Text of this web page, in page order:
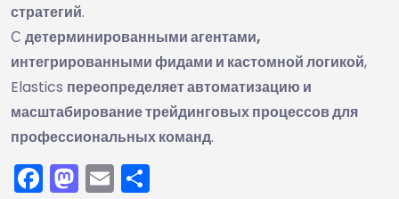
стратегий.
С детерминированными агентами,
интегрированными фидами и кастомной логикой,
Elastics переопределяет автоматизацию и
масштабирование трейдинговых процессов для
профессиональных команд.
Facebook
Mastodon
Email